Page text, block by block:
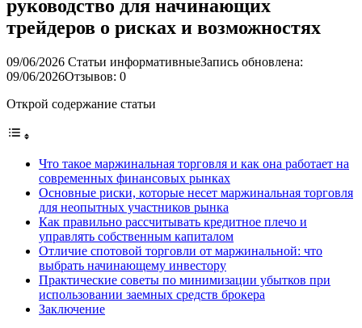
руководство для начинающих
трейдеров о рисках и возможностях
09/06/2026 Статьи информативныеЗапись обновлена:
09/06/2026Отзывов: 0
Открой содержание статьи
Что такое маржинальная торговля и как она работает на
современных финансовых рынках
Основные риски, которые несет маржинальная торговля
для неопытных участников рынка
Как правильно рассчитывать кредитное плечо и
управлять собственным капиталом
Отличие спотовой торговли от маржинальной: что
выбрать начинающему инвестору
Практические советы по минимизации убытков при
использовании заемных средств брокера
Заключение